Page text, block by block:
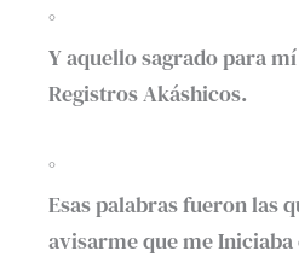
°
Y aquello sagrado para
Registros Akáshicos.
°
Esas palabras fueron las
avisarme que me